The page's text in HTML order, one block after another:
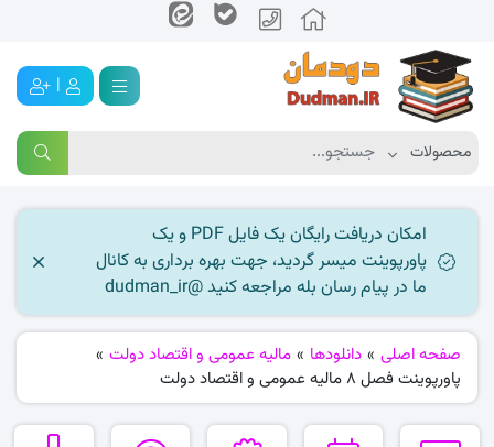
|
امکان دریافت رایگان یک فایل PDF و یک
پاورپوینت میسر گردید، جهت بهره برداری به کانال
ما در پیام رسان بله مراجعه کنید @dudman_ir
صفحه اصلی » دانلودها » مالیه عمومی و اقتصاد دولت »
پاورپوینت فصل 8 مالیه عمومی و اقتصاد دولت